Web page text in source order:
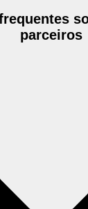
parceiros